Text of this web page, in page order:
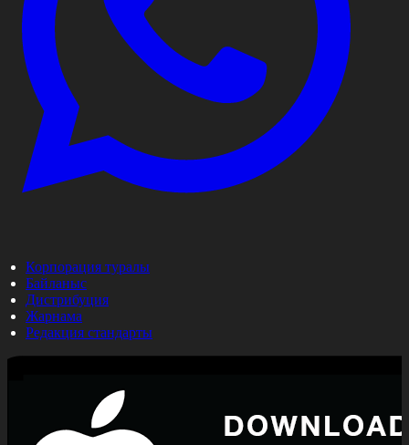
Корпорация туралы
Байланыс
Дистрибуция
Жарнама
Редакция стандарты